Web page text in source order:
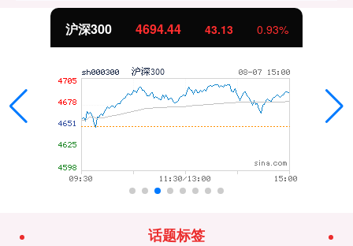
沪深300 4694.44 43.13 0.93%
话题标签